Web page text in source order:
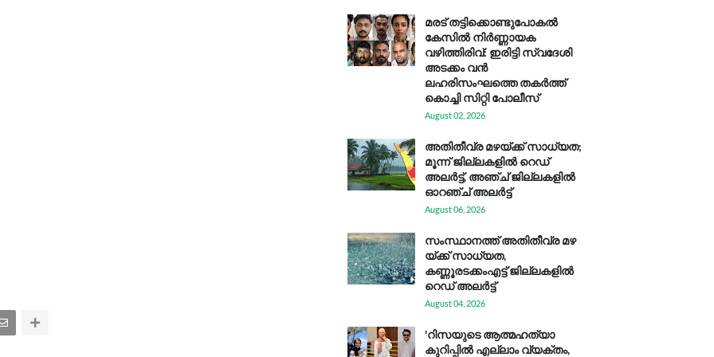
മരട് തട്ടിക്കൊണ്ടുപോകൽ
കേസിൽ നിർണ്ണായക
വഴിത്തിരിവ്: ഇരിട്ടി സ്വദേശി
അടക്കം വൻ
ലഹരിസംഘത്തെ തകർത്ത്
കൊച്ചി സിറ്റി പോലീസ്
August 02, 2026
അതിതീവ്ര മഴയ്ക്ക് സാധ്യത;
മൂന്ന് ജില്ലകളിൽ റെഡ്
അലർട്ട്, അഞ്ച് ജില്ലകളിൽ
ഓറഞ്ച് അലർട്ട്
August 06, 2026
സം​സ്ഥാ​ന​ത്ത് അ​തി​തീ​വ്ര മ​ഴ​
യ്ക്ക് സാ​ധ്യ​ത,
കണ്ണൂരടക്കംഎ​ട്ട് ജി​ല്ല​ക​ളി​ൽ
റെ​ഡ് അ​ലർ​ട്ട്
August 04, 2026
'റിസയുടെ ആത്മഹത്യാ
കുറിപ്പിൽ എല്ലാം വ്യക്തം,